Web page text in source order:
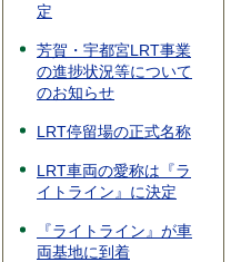
定
芳賀・宇都宮LRT事業
の進捗状況等について
のお知らせ
LRT停留場の正式名称
LRT車両の愛称は『ラ
イトライン』に決定
『ライトライン』が車
両基地に到着